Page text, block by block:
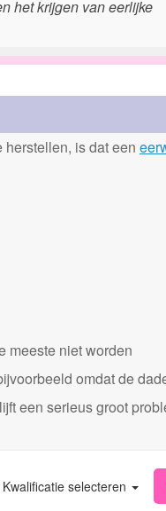
het krijgen van eerlijke
herstellen, is dat een
meeste niet worden
omdat de
een serieus groot